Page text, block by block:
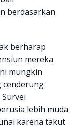
berdasarkan
berharap
mereka
mungkin
cenderung
lebih muda
karena takut